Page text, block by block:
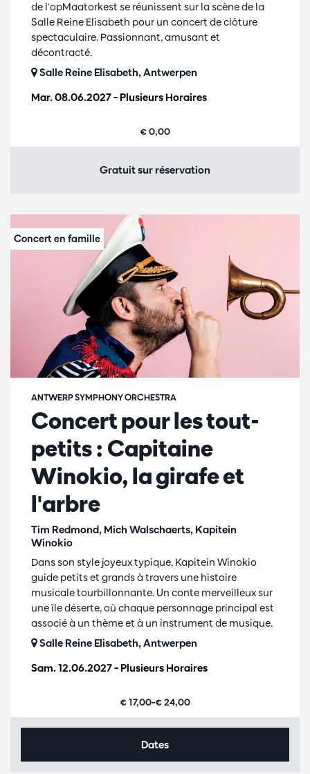
Mar. 08.06.2027– Plusieurs Horaires
de l'opMaatorkest se réunissent sur la scène de la
Salle Reine Elisabeth pour un concert de clôture
spectaculaire. Passionnant, amusant et
décontracté.
Salle Reine Elisabeth, Antwerpen
€ 0,00
Gratuit sur réservation
Concert pour les tout-
petits : Capitaine
Winokio, la girafe et
l'arbre
Tim Redmond, Mich Walschaerts, Kapitein
Winokio
ANTWERP SYMPHONY ORCHESTRA
Sam. 12.06.2027– Plusieurs Horaires
Dans son style joyeux typique, Kapitein Winokio
guide petits et grands à travers une histoire
musicale tourbillonnante. Un conte merveilleux sur
une île déserte, où chaque personnage principal est
associé à un thème et à un instrument de musique.
Salle Reine Elisabeth, Antwerpen
€ 17,00–€ 24,00
Dates